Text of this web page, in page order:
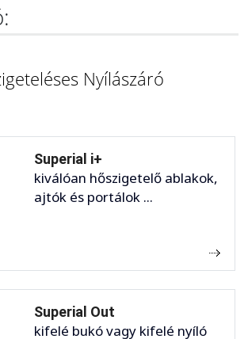
Nyílászáró
Superial i+
kiválóan hőszigetelő ablakok,
ajtók és portálok ...
Superial Out
kifelé bukó vagy kifelé nyíló